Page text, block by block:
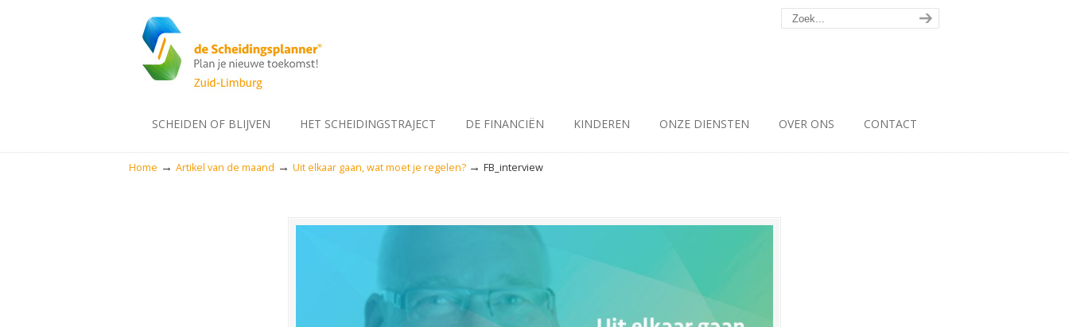
SCHEIDEN OF BLIJVEN HET SCHEIDINGSTRAJECT DE FINANCIËN KINDEREN ONZE DIENSTEN OVER ONS CONTACT
Home → Artikel van de maand → Uit elkaar gaan, wat moet je regelen? → FB_interview